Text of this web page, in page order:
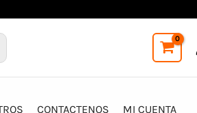
CONTACTENOS MI CUENTA